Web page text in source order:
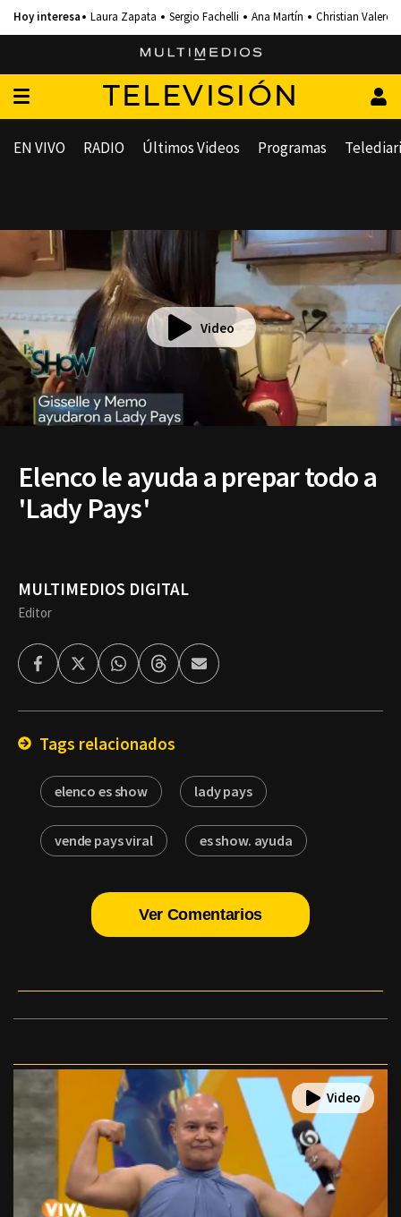
Laura Zapata Sergio Fachelli Ana Martín Christian Valero
TELEVISIÓN
EN VIVO RADIO Últimos Videos Programas
Video
Elenco le ayuda a prepar todo a
'Lady Pays'
MULTIMEDIOS DIGITAL
Editor
FacebookTwitterWhatsappThreadsEnviar
por
Tags relacionados
elenco es show lady pays
vende pays viral es show. ayuda
Ver Comentarios